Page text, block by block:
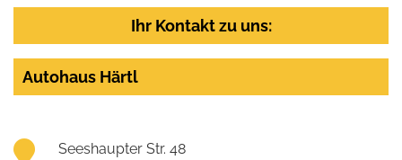
Ihr Kontakt zu uns:
Autohaus Härtl
Seeshaupter Str. 48